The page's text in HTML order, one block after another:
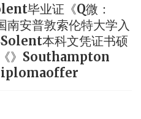
毕业证《Q微：
安普敦索伦特大学入
本科文凭证书硕
《》Southampton